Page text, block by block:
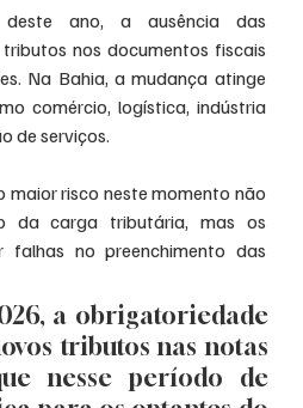
ano, a ausência das
nos documentos fiscais
Na Bahia, a mudança atinge
comércio, logística, indústria
de serviços.
maior risco neste momento não
da carga tributária, mas os
falhas no preenchimento das
a obrigatoriedade
tributos nas notas
nesse período de